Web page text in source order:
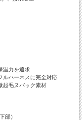
温力を追求
ルハーネスに完全対応
起毛ヌバック素材
部）